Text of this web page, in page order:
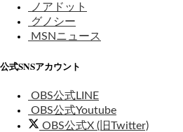
ノアドット
グノシー
MSNニュース
公式SNSアカウント
OBS公式LINE
OBS公式Youtube
OBS公式X (旧Twitter)